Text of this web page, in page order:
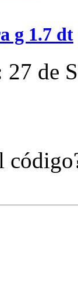
g 1.7 dt
27 de